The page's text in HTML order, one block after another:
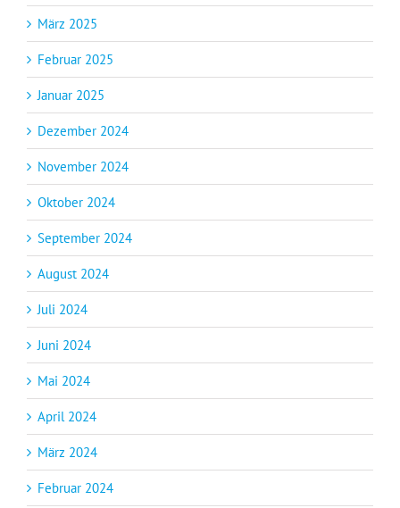
März 2025
Februar 2025
Januar 2025
Dezember 2024
November 2024
Oktober 2024
September 2024
August 2024
Juli 2024
Juni 2024
Mai 2024
April 2024
März 2024
Februar 2024